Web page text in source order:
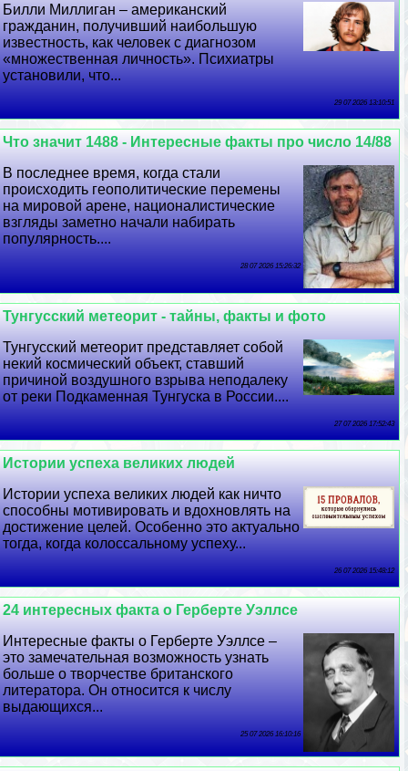
Билли Миллиган – американский
гражданин, получивший наибольшую
известность, как человек с диагнозом
«множественная личность». Психиатры
установили, что...
29 07 2026 13:10:51
Что значит 1488 - Интересные факты про число 14/88
В последнее время, когда стали
происходить геополитические перемены
на мировой арене, националистические
взгляды заметно начали набирать
популярность....
28 07 2026 15:26:32
Тунгусский метеорит - тайны, факты и фото
Тунгусский метеорит представляет собой
некий космический объект, ставший
причиной воздушного взрыва неподалеку
от реки Подкаменная Тунгуска в России....
27 07 2026 17:52:43
Истории успеха великих людей
Истории успеха великих людей как ничто
способны мотивировать и вдохновлять на
достижение целей. Особенно это актуально
тогда, когда колоссальному успеху...
26 07 2026 15:48:12
24 интересных факта о Герберте Уэллсе
Интересные факты о Герберте Уэллсе –
это замечательная возможность узнать
больше о творчестве британского
литератора. Он относится к числу
выдающихся...
25 07 2026 16:10:16